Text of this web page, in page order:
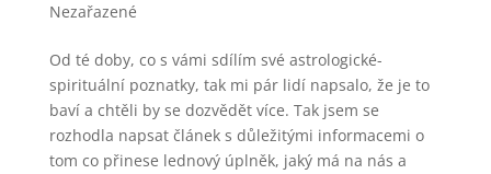
Nezařazené
Od té doby, co s vámi sdílím své astrologické-
spirituální poznatky, tak mi pár lidí napsalo, že je to
baví a chtěli by se dozvědět více. Tak jsem se
rozhodla napsat článek s důležitými informacemi o
tom co přinese lednový úplněk, jaký má na nás a